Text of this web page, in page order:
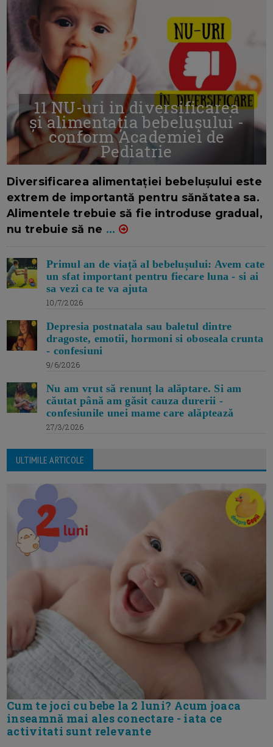
11 NU-uri in diversificarea
și alimentația bebelușului -
conform Academiei de
Pediatrie
Diversificarea alimentației bebelușului este
extrem de importantă pentru sănătatea sa.
Alimentele trebuie să fie introduse gradual,
nu trebuie să ne ...
Primul an de viață al bebelușului: Avem cate
un sfat important pentru fiecare luna - si ai
sa vezi ca te va ajuta
10/7/2026
Depresia postnatala sau baletul dintre
dragoste, emotii, hormoni si oboseala crunta
- confesiuni
9/6/2026
Nu am vrut să renunț la alăptare. Si am
căutat până am găsit cauza durerii -
confesiunile unei mame care alăptează
27/3/2026
ULTIMILE ARTICOLE
Cum te joci cu bebe la 2 luni? Acum joaca
inseamnă mai ales conectare - iata ce
activitati sunt relevante